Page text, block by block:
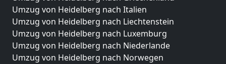
Umzug von Heidelberg nach Italien
Umzug von Heidelberg nach Liechtenstein
Umzug von Heidelberg nach Luxemburg
Umzug von Heidelberg nach Niederlande
Umzug von Heidelberg nach Norwegen